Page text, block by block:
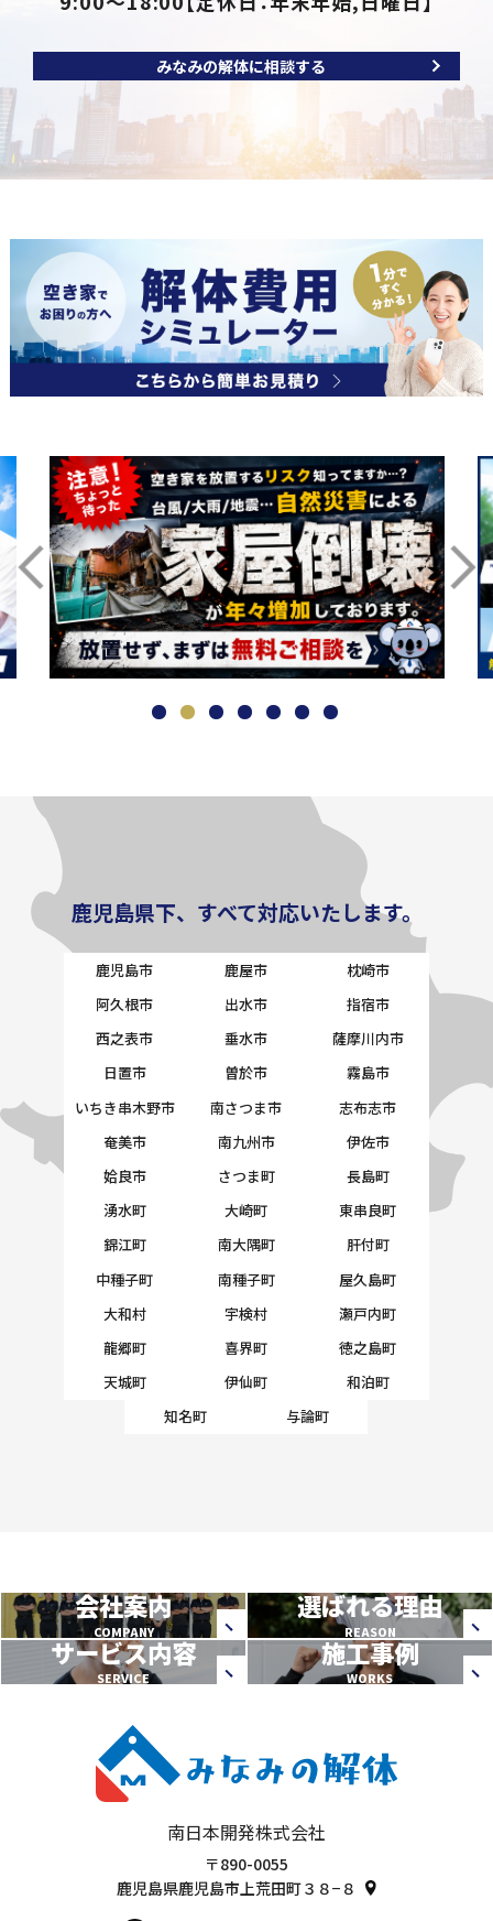
みなみの解体に相談する
鹿児島県下、すべて対応いたします。
鹿児島市 鹿屋市
枕崎市
阿久根市
出水市
指宿市
西之表市
垂水市
薩摩川内市
日置市
曽於市
霧島市
いちき串木野市
南さつま市
志布志市
奄美市
南九州市
伊佐市
姶良市
さつま町
長島町
湧水町
大崎町
東串良町
錦江町
南大隅町
肝付町
中種子町
南種子町
屋久島町
大和村
宇検村
瀬戸内町
龍郷町
喜界町
徳之島町
天城町
伊仙町
和泊町
知名町
与論町
会社案内
COMPANY
選ばれる理由
REASON
サービス内容
SERVICE
施工事例
WORKS
南日本開発株式会社
〒890-0055
鹿児島県鹿児島市上荒田町３８−８